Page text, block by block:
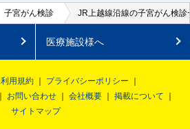
子宮がん検診 JR上越線沿線の子宮がん検診
医療施設様へ
利用規約
プライバシーポリシー
お問い合わせ 会社概要
掲載について
サイトマップ